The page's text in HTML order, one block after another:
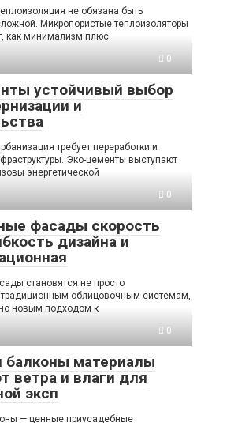
не обязана быть
Микропористые теплоизоляторы
как минимализм плюс
0
устойчивый выбор
и
требует переработки и
Эко-цементы выступают
энергетической
0
фасады скорость
дизайна и
становятся не просто
традиционным облицовочным системам,
новым подходом к
0
материалы
ветра и влаги для
эксп
— ценные приусадебные